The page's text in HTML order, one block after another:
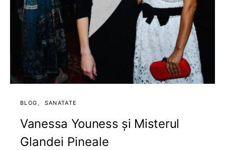
BLOG SANATATE
Vanessa Youness și Misterul
Glandei Pineale